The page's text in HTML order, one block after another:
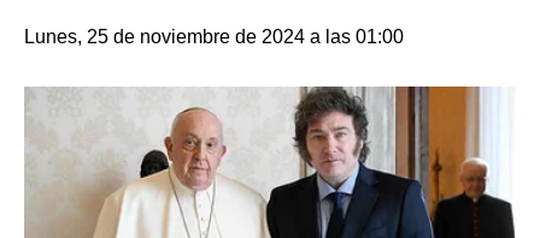
Lunes, 25 de noviembre de 2024 a las 01:00